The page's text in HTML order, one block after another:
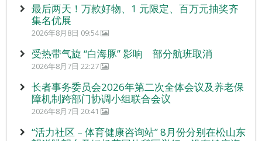
最后两天！万款好物、1 元限定、百万元抽奖齐
集名优展
2026年8月8日 09:54
受热带气旋 “白海豚” 影响 部分航班取消
2026年8月7日 22:27
长者事务委员会2026年第二次全体会议及养老保
障机制跨部门协调小组联合会议
2026年8月7日 20:41
“活力社区 – 体育健康咨询站” 8月份分别在松山东